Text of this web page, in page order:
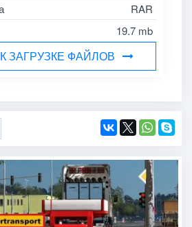
RAR
19.7 mb
ЗАГРУЗКЕ ФАЙЛОВ